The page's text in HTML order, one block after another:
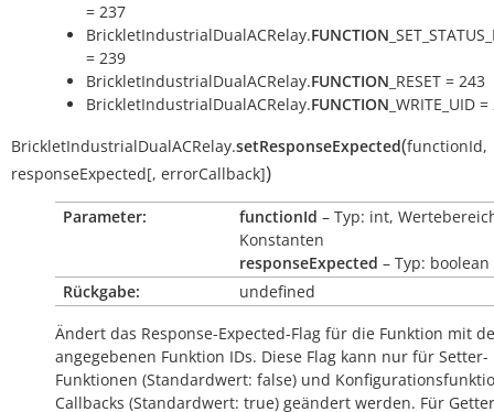
= 237
BrickletIndustrialDualACRelay.FUNCTION
= 239
BrickletIndustrialDualACRelay.FUNCTION _RESET = 243
BrickletIndustrialDualACRelay.FUNCTION _WRITE_UID
BrickletIndustrialDualACRelay.setResponseExpected(functionId,
responseExpected[, errorCallback])
Parameter: functionId – Typ: int,
Konstanten
responseExpected – Typ: boolean
Rückgabe:
undefined
Ändert das Response-Expected-Flag für die Funktion mit
angegebenen Funktion IDs. Diese Flag kann nur für Setter-
Funktionen (Standardwert: false) und
Callbacks (Standardwert: true) geändert werden. Für